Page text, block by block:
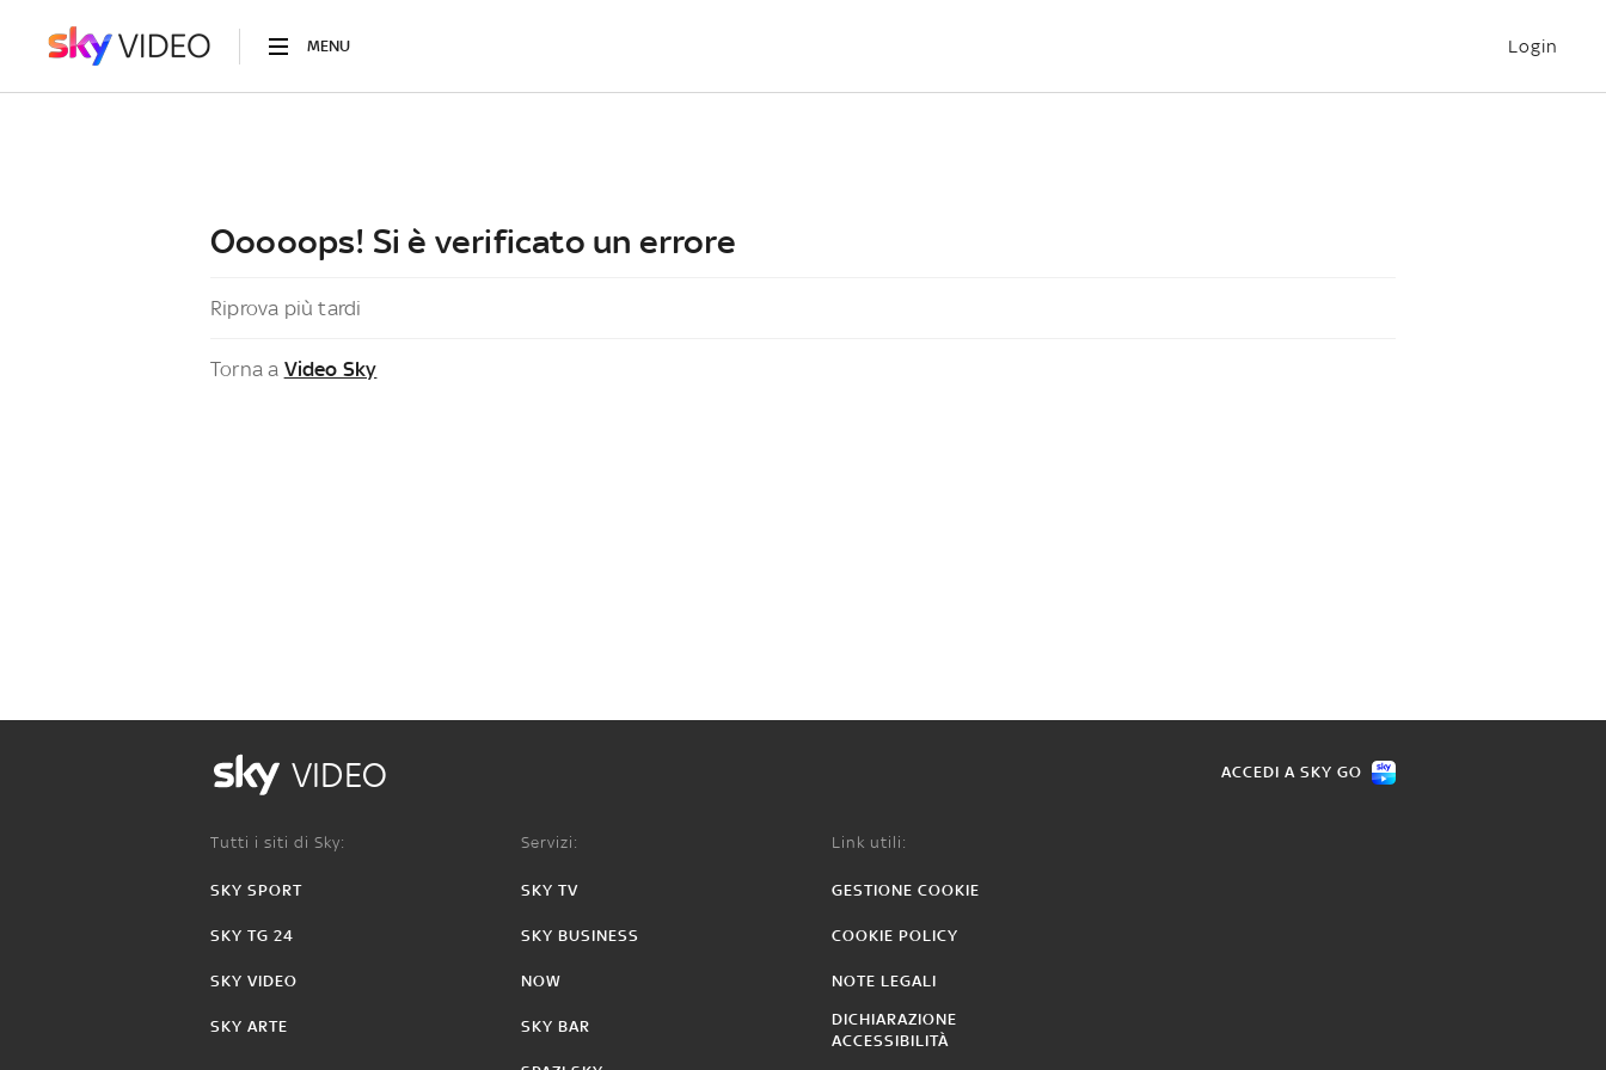
MENU Login
Ooooops! Si è verificato un errore
Riprova più tardi
Torna a Video Sky
VIDEO ACCEDI A SKY GO
Tutti i siti di Sky:
SKY SPORT
SKY TG 24
SKY VIDEO
SKY ARTE
Servizi:
SKY TV
SKY BUSINESS
NOW
SKY BAR
Link utili:
GESTIONE COOKIE
COOKIE POLICY
NOTE LEGALI
DICHIARAZIONE
ACCESSIBILITÀ